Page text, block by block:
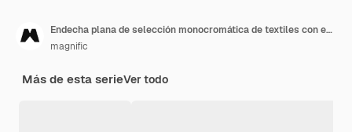
Endecha plana de selección monocromática de textiles con espacio de copia
magnific
Más de esta serieVer todo